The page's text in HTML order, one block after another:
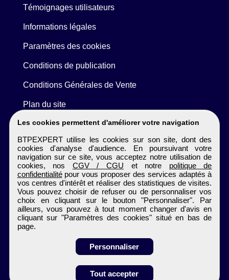
Obtenir ses
Les cookies permettent d'améliorer votre navigation
BTPEXPERT utilise les cookies sur son site, dont des
cookies d'analyse d'audience. En poursuivant votre
navigation sur ce site, vous acceptez notre utilisation de
cookies, nos CGV / CGU et notre politique de
confidentialitépour vous proposer des services adaptés à
vos centres d'intérêt et réaliser des statistiques de visites.
Vous pouvez choisir de refuser ou de personnaliser vos
choix en cliquant sur le bouton "Personnaliser". Par
ailleurs, vous pouvez à tout moment changer d'avis en
cliquant sur "Paramètres des cookies" situé en bas de
page.
Personnaliser
Tout accepter
Témoignages utilisateurs
Informations légales
Paramètres des cookies
Conditions de publication
Conditions Générales de Vente
Plan du site